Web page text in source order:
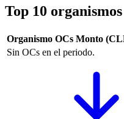
Top 10
Organismo OCs Monto
Sin OCs en el periodo.